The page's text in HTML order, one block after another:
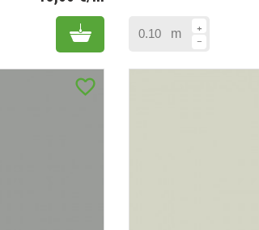
Add to cart m
favorite_border